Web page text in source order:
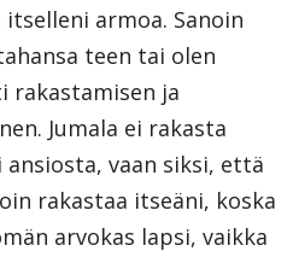
armoa. Sanoin
teen tai olen
rakastamisen ja
Jumala ei rakasta
vaan siksi, että
rakastaa itseäni, koska
arvokas lapsi, vaikka